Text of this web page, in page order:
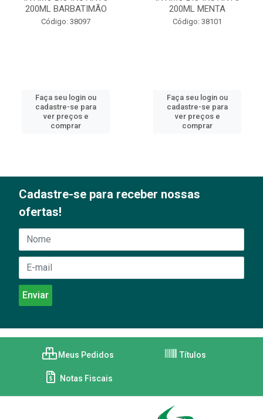
200ML BARBATIMÃO
Código: 38097
Faça seu login ou
cadastre-se para
ver preços e
comprar
200ML MENTA
Código: 38101
Faça seu login ou
cadastre-se para
ver preços e
comprar
Cadastre-se para receber nossas
ofertas!
Meus Pedidos Títulos
Notas Fiscais